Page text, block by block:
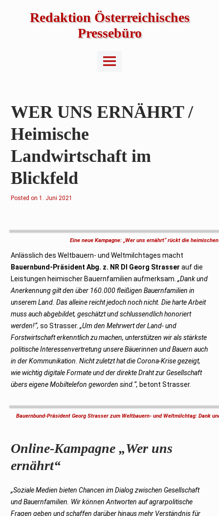
Redaktion Österreichisches
Pressebüro
Main
Menu
WER UNS ERNÄHRT /
Heimische
Landwirtschaft im
Blickfeld
Posted on2
i
1
1. Juni 2021
Eine neue Kampagne: „Wer uns ernährt“ rückt die
Anlässlich des Weltbauern- und Weltmilchtages macht
Bauernbund-Präsident Abg. z. NR DI Georg Strasserauf die
Leistungen heimischer Bauernfamilien aufmerksam.„Dank und
Anerkennung gilt den über 160.000 fleißigen Bauernfamilien in
unserem Land. Das alleine reicht jedoch noch nicht. Die harte Arbeit
muss auch abgebildet, geschätzt und schlussendlich honoriert
werden!“,so Strasser.„Um den Mehrwert der Land- und
Forstwirtschaft erkenntlich zu machen, unterstützen wir als stärkste
politische Interessenvertretung unsere Bäuerinnen und Bauern auch
in der Kommunikation. Nicht zuletzt hat die Corona-Krise gezeigt,
wie wichtig digitale Formate und der direkte Draht zur Gesellschaft
übers eigene Mobiltelefon geworden sind.“, betont Strasser.
Bauernbund-Präsident Georg Strasser zum Weltbauern- und Weltmilchtag: Dank
Online-Kampagne „Wer uns
ernährt“
„Soziale Medien bieten Chancen im Dialog zwischen Gesellschaft
und Bauernfamilien. Wir können Antworten auf agrarpolitische
Fragen geben und schaffen darüber hinaus mehr Verständnis für